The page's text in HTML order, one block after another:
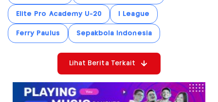
Elite Pro Academy U-20 I League
Ferry Paulus Sepakbola Indonesia
Lihat Berita Terkait